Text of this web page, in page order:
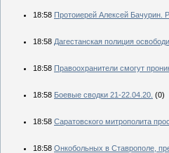
18:58 Протоиерей Алексей
18:58 Дагестанская полиция
18:58 Правоохранители смогут
18:58 Боевые сводки 21-22.04.20. (0)
18:58 Саратовского митрополита
18:58 Онкобольных в Ставрополе,